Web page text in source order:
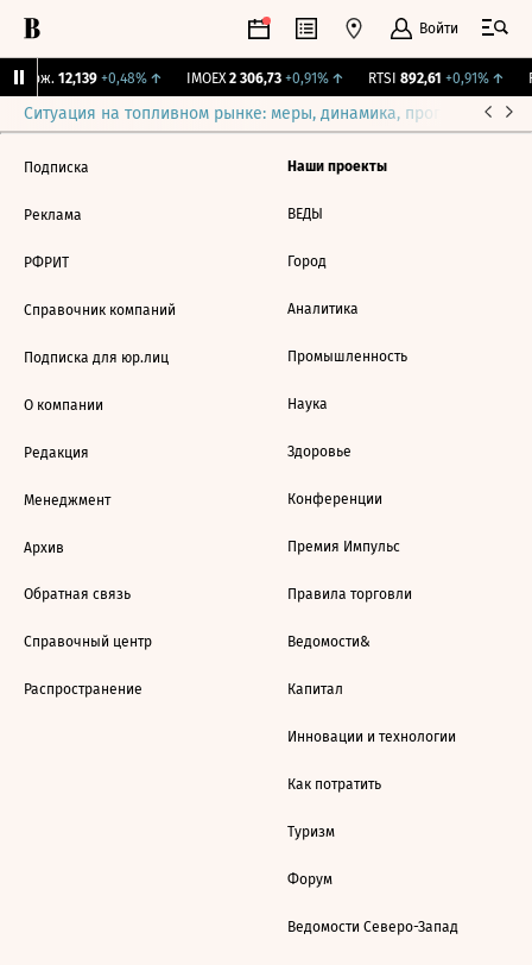
Войти
Бирж. 12,139 +0,48%↑ IMOEX 2 306,73 +0,91%↑ RTSI 892,61 +0,91%↑
Ситуация на топливном рынке: меры, динамика, прогнозы
Подписка
Реклама
РФРИТ
Справочник компаний
Подписка для юр.лиц
О компании
Редакция
Менеджмент
Архив
Обратная связь
Справочный центр
Распространение
Наши проекты
ВЕДЫ
Город
Аналитика
Промышленность
Наука
Здоровье
Конференции
Премия Импульс
Правила торговли
Ведомости&
Капитал
Инновации и технологии
Как потратить
Туризм
Форум
Ведомости Северо-Запад